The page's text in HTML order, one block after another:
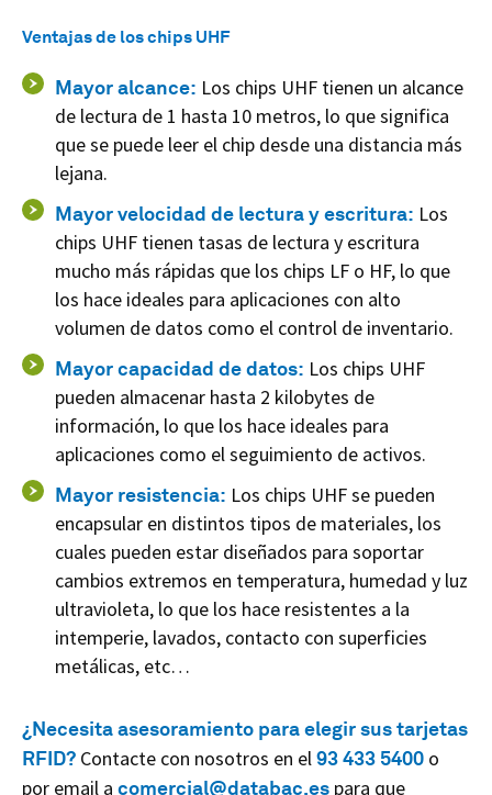
Ventajas de los chips UHF
Mayor alcance: Los chips UHF tienen un alcance
de lectura de 1 hasta 10 metros, lo que significa
que se puede leer el chip desde una distancia más
lejana.
Mayor velocidad de lectura y escritura: Los
chips UHF tienen tasas de lectura y escritura
mucho más rápidas que los chips LF o HF, lo que
los hace ideales para aplicaciones con alto
volumen de datos como el control de inventario.
Mayor capacidad de datos: Los chips UHF
pueden almacenar hasta 2 kilobytes de
información, lo que los hace ideales para
aplicaciones como el seguimiento de activos.
Mayor resistencia: Los chips UHF se pueden
encapsular en distintos tipos de materiales, los
cuales pueden estar diseñados para soportar
cambios extremos en temperatura, humedad y luz
ultravioleta, lo que los hace resistentes a la
intemperie, lavados, contacto con superficies
metálicas, etc…
¿Necesita asesoramiento para elegir sus tarjetas
RFID? Contacte con nosotros en el93 433 5400 o
por email a comercial@databac.es para que